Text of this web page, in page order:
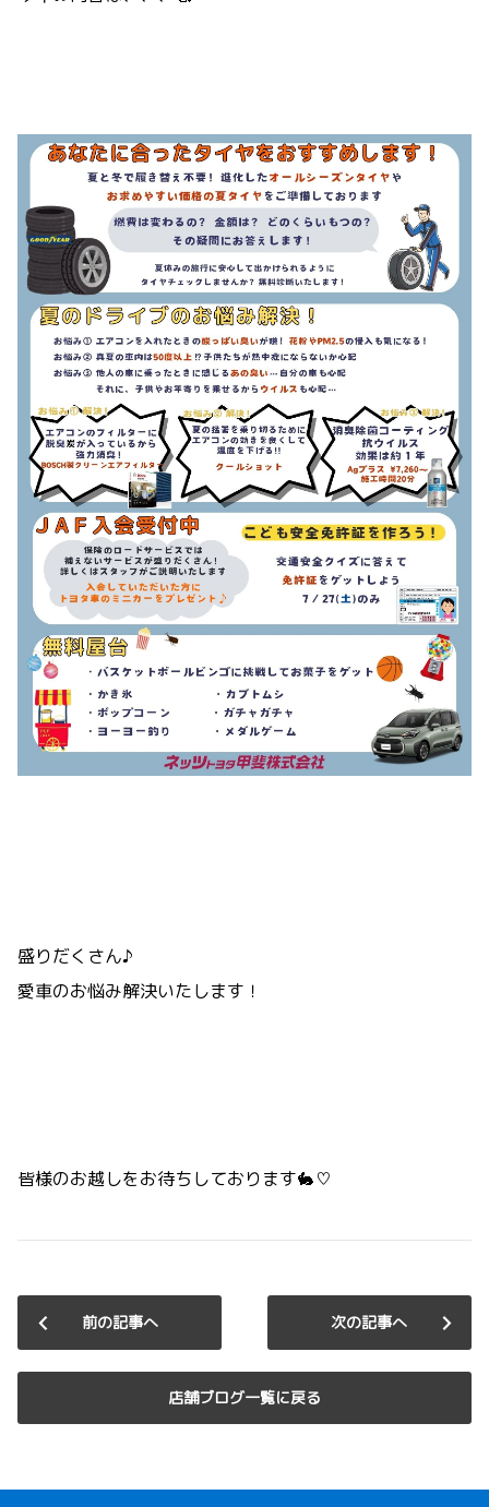
盛りだくさん♪
愛車のお悩み解決いたします！
皆様のお越しをお待ちしております🐇♡
前の記事へ
店舗ブログ一覧に戻る
次の記事へ